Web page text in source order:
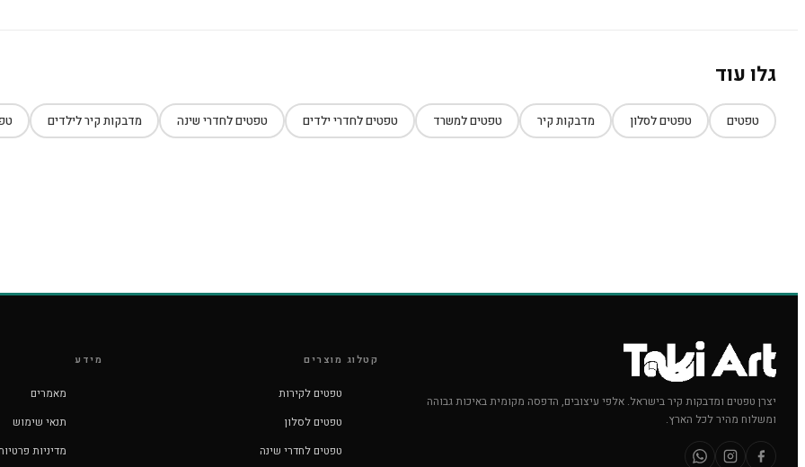
גלו עוד
טפטים טפטים לסלון מדבקות קיר טפטים למשרד טפטים לחדרי ילדים טפטים לחדרי שינה מדבקות קיר לילדים
יצרן טפטים ומדבקות קיר בישראל. אלפי עיצובים, הדפסה מקומית באיכות גבוהה
ומשלוח מהיר לכל הארץ.
קטלוג מוצרים
טפטים לקירות
טפטים לסלון
טפטים לחדרי שינה
מידע
מאמרים
תנאי שימוש
מדיניות